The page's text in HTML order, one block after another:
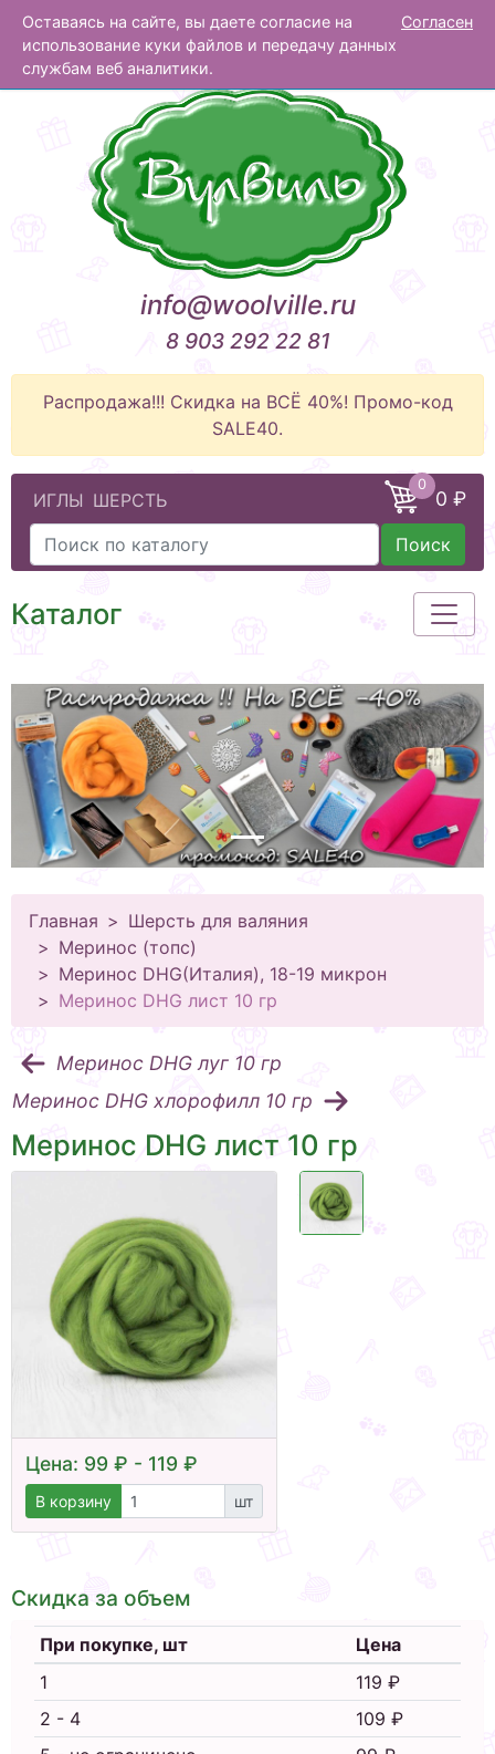
Оставаясь на сайте, вы даете согласие на
использование куки файлов и передачу данных
службам веб аналитики.
Согласен
Вулвиль
info@woolville.ru
8 903 292 22 81
Распродажа!!! Скидка на ВСЁ 40%! Промо-код
SALE40.
ИГЛЫ ШЕРСТЬ
0
0 ₽
Поиск
Каталог
Главная
Шерсть для валяния
Меринос (топс)
Меринос DHG(Италия), 18-19 микрон
Меринос DHG лист 10 гр
Меринос DHG луг 10 гр
Меринос DHG хлорофилл 10 гр
Меринос DHG лист 10 гр
Цена: 99 ₽ - 119 ₽
В корзину шт
Скидка за объем
При покупке, шт
Цена
1
119 ₽
2 - 4
109 ₽